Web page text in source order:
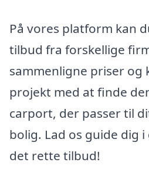
På vores platform kan
tilbud fra forskellige
sammenligne priser og
projekt med at finde
carport, der passer til
bolig. Lad os guide dig
det rette tilbud!